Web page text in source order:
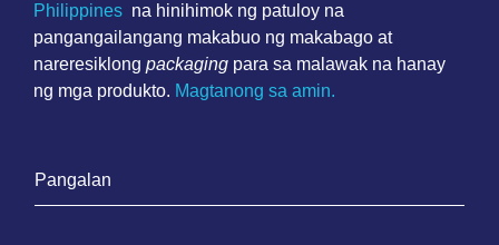
Philippines na hinihimok ng patuloy na
pangangailangang makabuo ng makabago at
nareresiklong packaging para sa malawak na hanay
ng mga produkto. Magtanong sa amin.